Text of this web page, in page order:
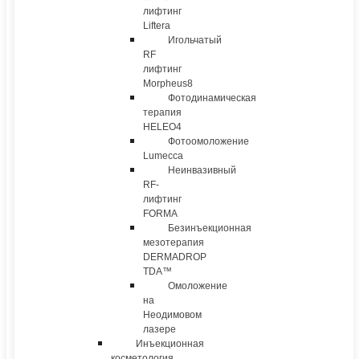
лифтинг
Liftera
Игольчатый
RF
лифтинг
Morpheus8
Фотодинамическая
терапия
HELEO4
Фотоомоложение
Lumecca
Неинвазивный
RF-
лифтинг
FORMA
Безинъекционная
мезотерапия
DERMADROP
TDA™
Омоложение
на
Неодимовом
лазере
Инъекционная